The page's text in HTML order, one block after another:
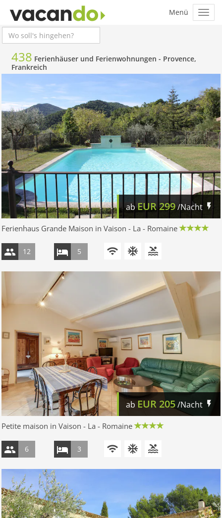
438 Ferienhäuser und Ferienwohnungen - Provence,
Frankreich
abEUR299/Nacht
Ferienhaus Grande Maison in Vaison - La - Romaine
12 5
ab EUR 205/Nacht
Petite maison in Vaison - La - Romaine
6 3